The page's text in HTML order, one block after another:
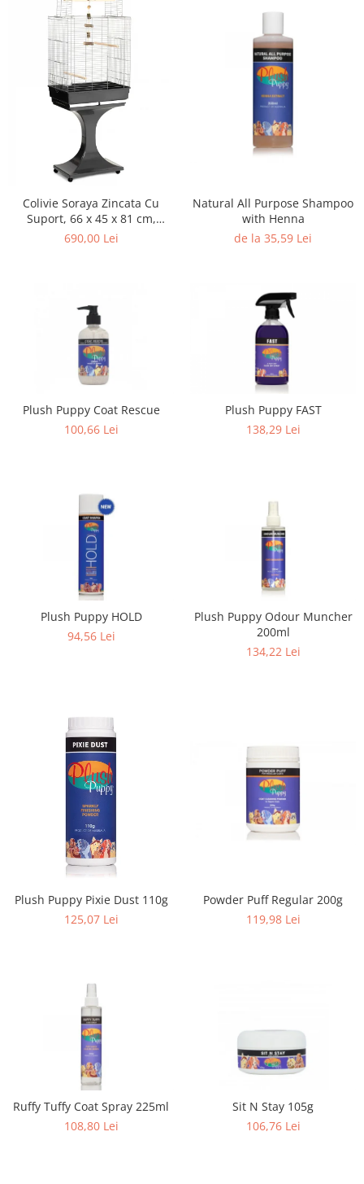
Colivie Soraya Zincata Cu
Suport, 66 x 45 x 81 cm,
15210030
690,00 Lei
Natural All Purpose Shampoo
with Henna
de la 35,59 Lei
Plush Puppy Coat Rescue
100,66 Lei
Plush Puppy FAST
138,29 Lei
Plush Puppy HOLD
94,56 Lei
Plush Puppy Odour Muncher
200ml
134,22 Lei
Plush Puppy Pixie Dust 110g
125,07 Lei
Powder Puff Regular 200g
119,98 Lei
Ruffy Tuffy Coat Spray 225ml
108,80 Lei
Sit N Stay 105g
106,76 Lei